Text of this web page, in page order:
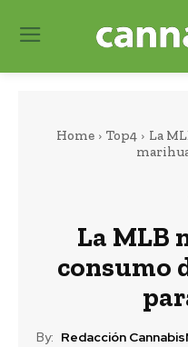
Home Top4
La
La MLB
consumo
By: Redacción